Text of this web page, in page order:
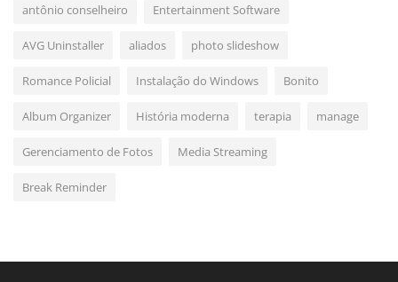
antônio conselheiro Entertainment Software
AVG Uninstaller aliados photo slideshow
Romance Policial Instalação do Windows Bonito
Album Organizer História moderna terapia manage
Gerenciamento de Fotos Media Streaming
Break Reminder